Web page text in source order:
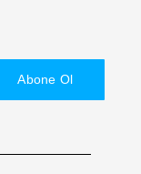
Abone Ol